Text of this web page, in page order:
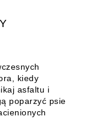
kiedy
asfaltu i
poparzyć psie